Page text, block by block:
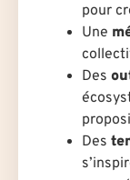
pour
Une
Des
Des